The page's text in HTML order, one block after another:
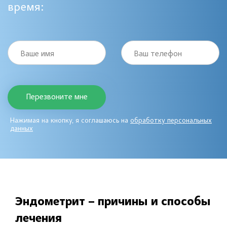
время:
Ваше имя Ваш телефон
Нажимая на кнопку, я соглашаюсь на обработку персональных
данных
Эндометрит – причины и способы
лечения